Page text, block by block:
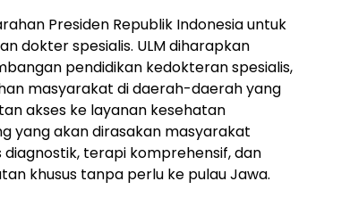
Presiden Republik Indonesia untuk
dokter spesialis. ULM diharapkan
pendidikan kedokteran spesialis,
masyarakat di daerah-daerah yang
akses ke layanan kesehatan
yang akan dirasakan masyarakat
terapi komprehensif, dan
khusus tanpa perlu ke pulau Jawa.